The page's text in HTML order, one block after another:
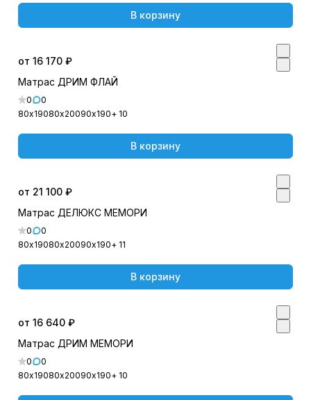
В корзину
от 16 170 ₽
Матрас ДРИМ ФЛАЙ
0
0
80х19080х20090х190+ 10
В корзину
от 21 100 ₽
Матрас ДЕЛЮКС МЕМОРИ
0
0
80х19080х20090х190+ 11
В корзину
от 16 640 ₽
Матрас ДРИМ МЕМОРИ
0
0
80х19080х20090х190+ 10